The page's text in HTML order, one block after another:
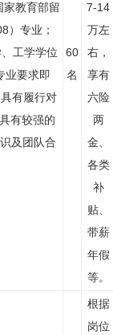
家教育部留
）专业；
工学学位
业要求即
有履行对
有较强的
及团队合
60
名
7-14
万左
右，
享有
六险
两
金、
各类
补
贴、
带薪
年假
等。
根据
岗位